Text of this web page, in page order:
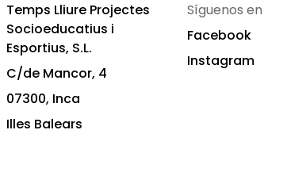
Temps Lliure Projectes
Socioeducatius i
Esportius, S.L.
C/de Mancor, 4
07300, Inca
Illes Balears
Síguenos en
Facebook
Instagram